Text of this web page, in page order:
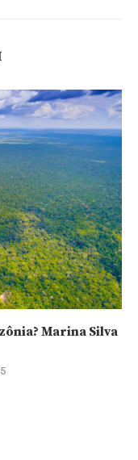
Marina Silva